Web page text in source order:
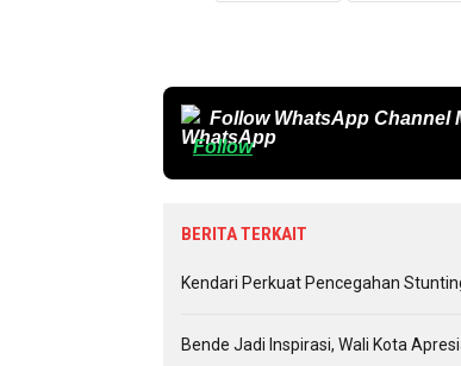
Follow WhatsApp Channel
Follow
BERITA TERKAIT
Kendari Perkuat Pencegahan
Bende Jadi Inspirasi, Wali Kota